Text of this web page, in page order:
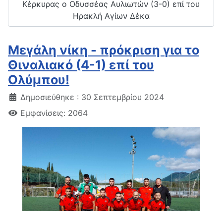
Κέρκυρας ο Οδυσσέας Αυλιωτών (3-0) επί του
Ηρακλή Αγίων Δέκα
Μεγάλη νίκη - πρόκριση για το
Θιναλιακό (4-1) επί του
Ολύμπου!
Δημοσιεύθηκε : 30 Σεπτεμβρίου 2024
Εμφανίσεις: 2064